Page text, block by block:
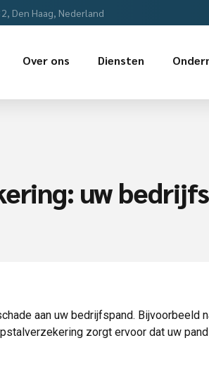
Den Haag, Nederland
Over ons Diensten
uw
aan uw bedrijfspand.
zorgt ervoor dat uw